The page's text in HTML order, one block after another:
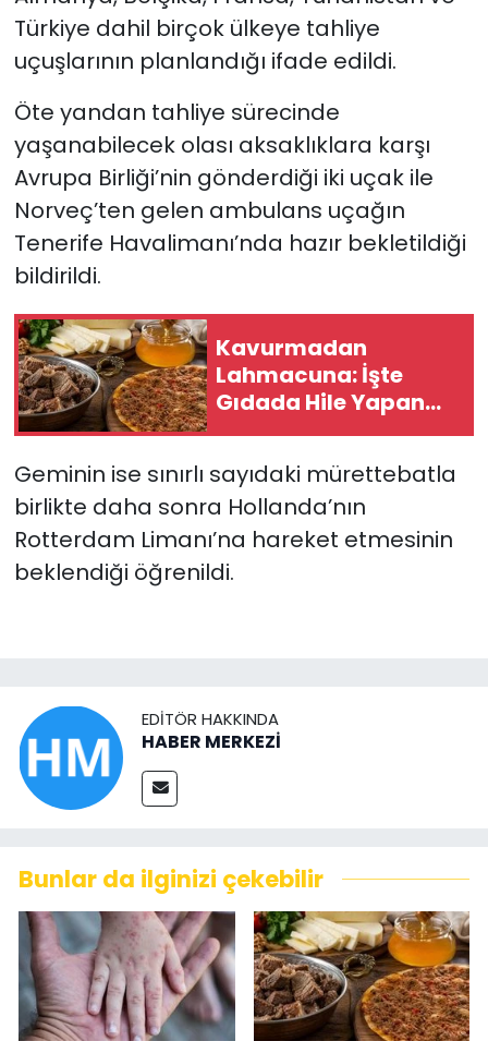
Türkiye dahil birçok ülkeye tahliye
uçuşlarının planlandığı ifade edildi.
Öte yandan tahliye sürecinde
yaşanabilecek olası aksaklıklara karşı
Avrupa Birliği’nin gönderdiği iki uçak ile
Norveç’ten gelen ambulans uçağın
Tenerife Havalimanı’nda hazır bekletildiği
bildirildi.
Kavurmadan
Lahmacuna: İşte
Gıdada Hile Yapan
Yeni Markalar
Geminin ise sınırlı sayıdaki mürettebatla
birlikte daha sonra Hollanda’nın
Rotterdam Limanı’na hareket etmesinin
beklendiği öğrenildi.
EDITÖR HAKKINDA
HABER MERKEZİ
Bunlar da ilginizi çekebilir